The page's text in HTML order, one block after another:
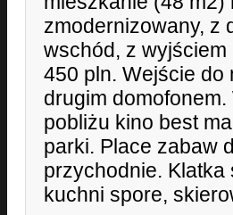
zmodernizowany, z
wschód, z
450 pln. Wejście
drugim
pobliżu kino best
parki. Place zabaw
przychodnie.
kuchni spore,